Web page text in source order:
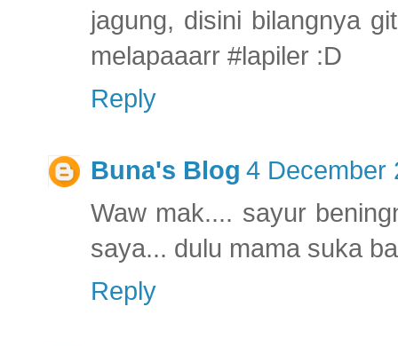
jagung, disini bilangnya
melapaaarr #lapiler :D
Reply
Buna's Blog 4 December
Waw mak.... sayur
saya... dulu mama suka
Reply